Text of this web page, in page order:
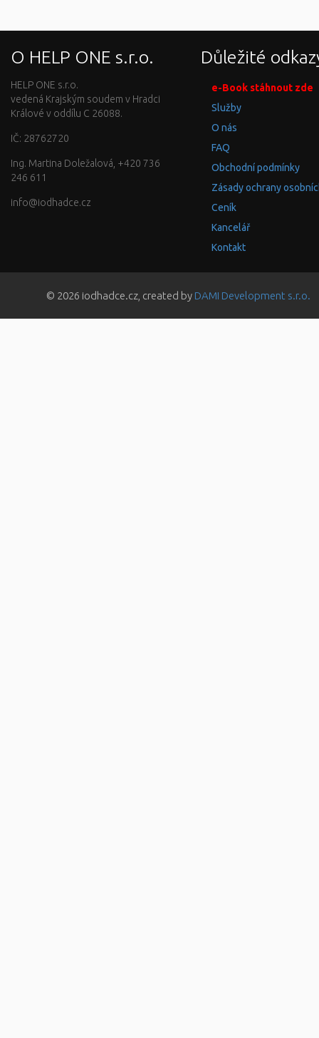
O HELP ONE s.r.o.
HELP ONE s.r.o.
vedená Krajským soudem v Hradci
Králové v oddílu C 26088.
IČ: 28762720
Ing. Martina Doležalová, +420 736
246 611
info@iodhadce.cz
Důležité
e-Book stáhnout zde
Služby
O nás
FAQ
Obchodní podmínky
Zásady ochrany
Ceník
Kancelář
Kontakt
© 2026 iodhadce.cz, created by DAMI Development s.r.o.